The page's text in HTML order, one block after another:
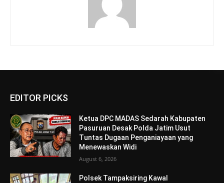
EDITOR PICKS
Ketua DPC MADAS Sedarah Kabupaten
Pasuruan Desak Polda Jatim Usut
Tuntas Dugaan Penganiayaan yang
Menewaskan Widi
August 6, 2026
Polsek Tampaksiring Kawal